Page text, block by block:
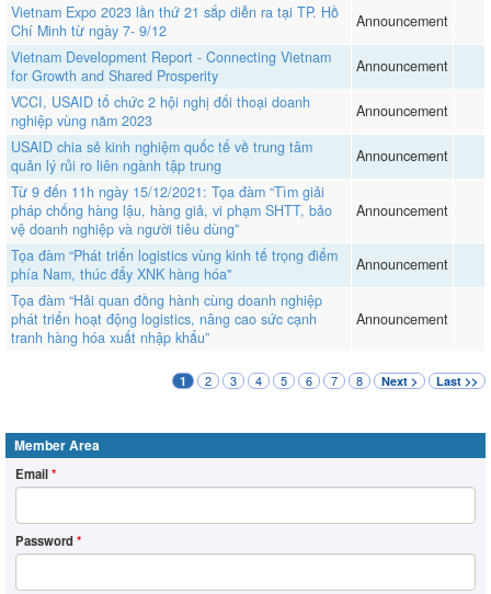
Vietnam Expo 2023 lần thứ 21 sắp diễn ra tại TP. Hồ
Chí Minh từ ngày 7- 9/12
Announcement
Vietnam Development Report - Connecting Vietnam
for Growth and Shared Prosperity
Announcement
VCCI, USAID tổ chức 2 hội nghị đối thoại doanh
nghiệp vùng năm 2023
Announcement
USAID chia sẻ kinh nghiệm quốc tế về trung tâm
quản lý rủi ro liên ngành tập trung
Announcement
Từ 9 đến 11h ngày 15/12/2021: Tọa đàm “Tìm giải
pháp chống hàng lậu, hàng giả, vi phạm SHTT, bảo
vệ doanh nghiệp và người tiêu dùng”
Announcement
Tọa đàm “Phát triển logistics vùng kinh tế trọng điểm
phía Nam, thúc đẩy XNK hàng hóa"
Announcement
Tọa đàm “Hải quan đồng hành cùng doanh nghiệp
phát triển hoạt động logistics, nâng cao sức cạnh
tranh hàng hóa xuất nhập khẩu”
Announcement
1 2 3 4 5 6 7 8 Next > Last >>
Member Area
Email*
Password*